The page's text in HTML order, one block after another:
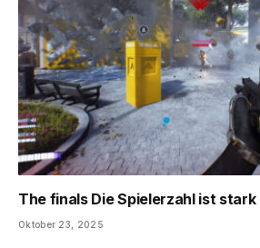
The finals Die Spielerzahl ist
Oktober 23, 2025